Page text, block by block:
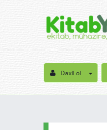
Daxil ol